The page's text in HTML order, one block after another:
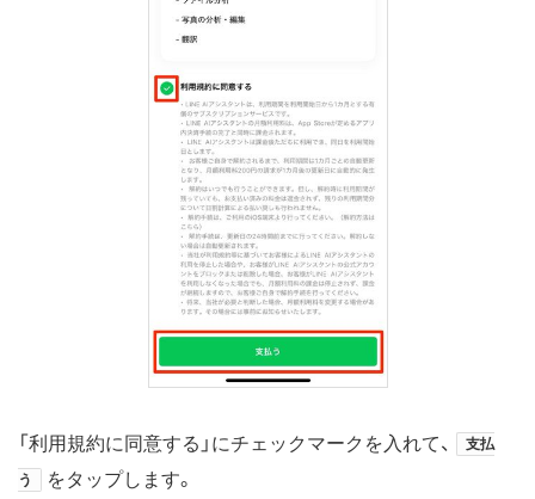
「利用規約に同意する」にチェックマークを入れて、 支払
う をタップします。